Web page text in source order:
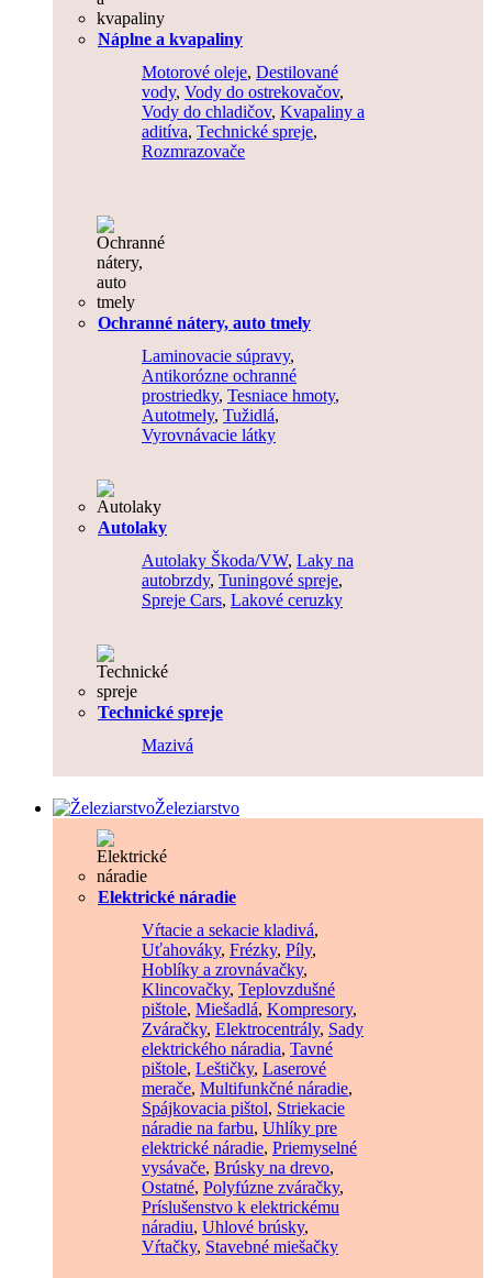
Náplne a kvapaliny
Motorové oleje, Destilované
vody, Vody do ostrekovačov,
Vody do chladičov, Kvapaliny a
aditíva, Technické spreje,
Rozmrazovače
Ochranné nátery, auto tmely
Laminovacie súpravy,
Antikorózne ochranné
prostriedky, Tesniace hmoty,
Autotmely, Tužidlá,
Vyrovnávacie látky
Autolaky
Autolaky Škoda/VW, Laky na
autobrzdy, Tuningové spreje,
Spreje Cars, Lakové ceruzky
Technické spreje
Mazivá
Železiarstvo
Elektrické náradie
Vŕtacie a sekacie kladivá,
Uťahováky, Frézky, Píly,
Hoblíky a zrovnávačky,
Klincovačky, Teplovzdušné
pištole, Miešadlá, Kompresory,
Zváračky, Elektrocentrály, Sady
elektrického náradia, Tavné
pištole, Leštičky, Laserové
merače, Multifunkčné náradie,
Spájkovacia pištol, Striekacie
náradie na farbu, Uhlíky pre
elektrické náradie, Priemyselné
vysávače, Brúsky na drevo,
Ostatné, Polyfúzne zváračky,
Príslušenstvo k elektrickému
náradiu, Uhlové brúsky,
Vŕtačky, Stavebné miešačky